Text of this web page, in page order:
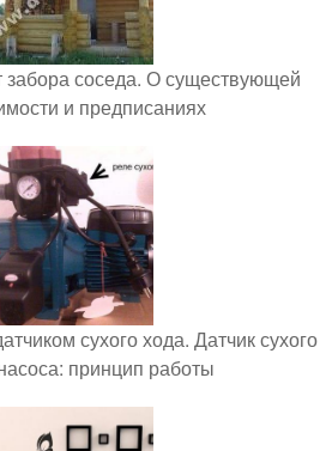
забора соседа. О существующей
и предписаниях
сухого хода. Датчик сухого
принцип работы